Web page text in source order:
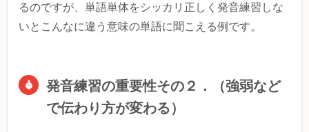
るのですが、単語単体をシッカリ正しく発音練習しな
いとこんなに違う意味の単語に聞こえる例です。
発音練習の重要性その２．（強弱など
で伝わり方が変わる）